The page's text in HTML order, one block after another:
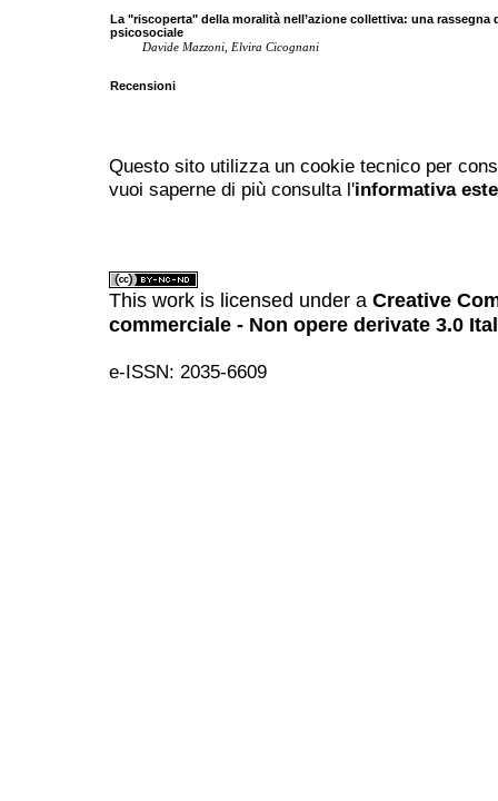
La "riscoperta" della moralità nell’azione collettiva: una rassegna
psicosociale
Davide Mazzoni, Elvira Cicognani
Recensioni
Questo sito utilizza un cookie tecnico per
vuoi saperne di più consulta l'informativa
This work is licensed under a Creative
commerciale - Non opere derivate 3.0
e-ISSN: 2035-6609